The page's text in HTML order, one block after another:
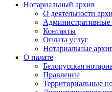
Нотариальный архив
О деятельности
Административные
Контакты
Оплата услуг
Нотариальные
О палате
Белорусская
Правление
Территориальные